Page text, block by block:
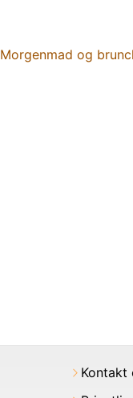
Morgenmad og
Kontakt